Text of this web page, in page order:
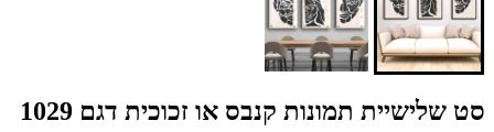
סט שלישיית תמונות קנבס או זכוכית דגם 1029